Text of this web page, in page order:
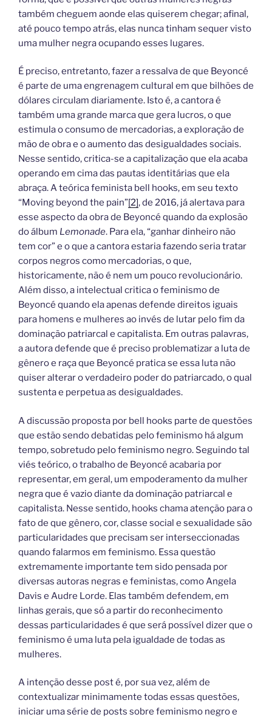
também cheguem aonde elas quiserem chegar; afinal,
até pouco tempo atrás, elas nunca tinham sequer visto
uma mulher negra ocupando esses lugares.
É preciso, entretanto, fazer a ressalva de que Beyoncé
é parte de uma engrenagem cultural em que bilhões de
dólares circulam diariamente. Isto é, a cantora é
também uma grande marca que gera lucros, o que
estimula o consumo de mercadorias, a exploração de
mão de obra e o aumento das desigualdades sociais.
Nesse sentido, critica-se a capitalização que ela acaba
operando em cima das pautas identitárias que ela
abraça. A teórica feminista bell hooks, em seu texto
“Moving beyond the pain”[2], de 2016, já alertava para
esse aspecto da obra de Beyoncé quando da explosão
do álbum Lemonade. Para ela, “ganhar dinheiro não
tem cor” e o que a cantora estaria fazendo seria tratar
corpos negros como mercadorias, o que,
historicamente, não é nem um pouco revolucionário.
Além disso, a intelectual critica o feminismo de
Beyoncé quando ela apenas defende direitos iguais
para homens e mulheres ao invés de lutar pelo fim da
dominação patriarcal e capitalista. Em outras palavras,
a autora defende que é preciso problematizar a luta de
gênero e raça que Beyoncé pratica se essa luta não
quiser alterar o verdadeiro poder do patriarcado, o qual
sustenta e perpetua as desigualdades.
A discussão proposta por bell hooks parte de questões
que estão sendo debatidas pelo feminismo há algum
tempo, sobretudo pelo feminismo negro. Seguindo tal
viés teórico, o trabalho de Beyoncé acabaria por
representar, em geral, um empoderamento da mulher
negra que é vazio diante da dominação patriarcal e
capitalista. Nesse sentido, hooks chama atenção para o
fato de que gênero, cor, classe social e sexualidade são
particularidades que precisam ser interseccionadas
quando falarmos em feminismo. Essa questão
extremamente importante tem sido pensada por
diversas autoras negras e feministas, como Angela
Davis e Audre Lorde. Elas também defendem, em
linhas gerais, que só a partir do reconhecimento
dessas particularidades é que será possível dizer que o
feminismo é uma luta pela igualdade de todas as
mulheres.
A intenção desse post é, por sua vez, além de
contextualizar minimamente todas essas questões,
iniciar uma série de posts sobre feminismo negro e